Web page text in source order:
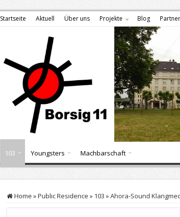
Startseite Aktuell Über uns Projekte Blog Partner
103 Youngsters Machbarschaft
Home »Public Residence » 103 »Ahora-Sound